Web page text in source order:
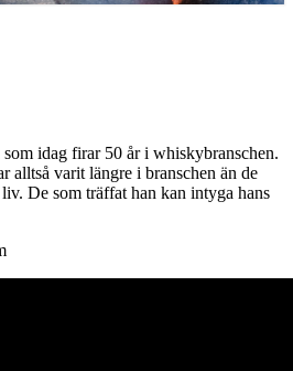
idag firar 50 år i whiskybranschen.
alltså varit längre i branschen än de
De som träffat han kan intyga hans